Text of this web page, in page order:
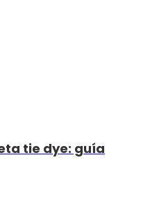
tie dye: guía